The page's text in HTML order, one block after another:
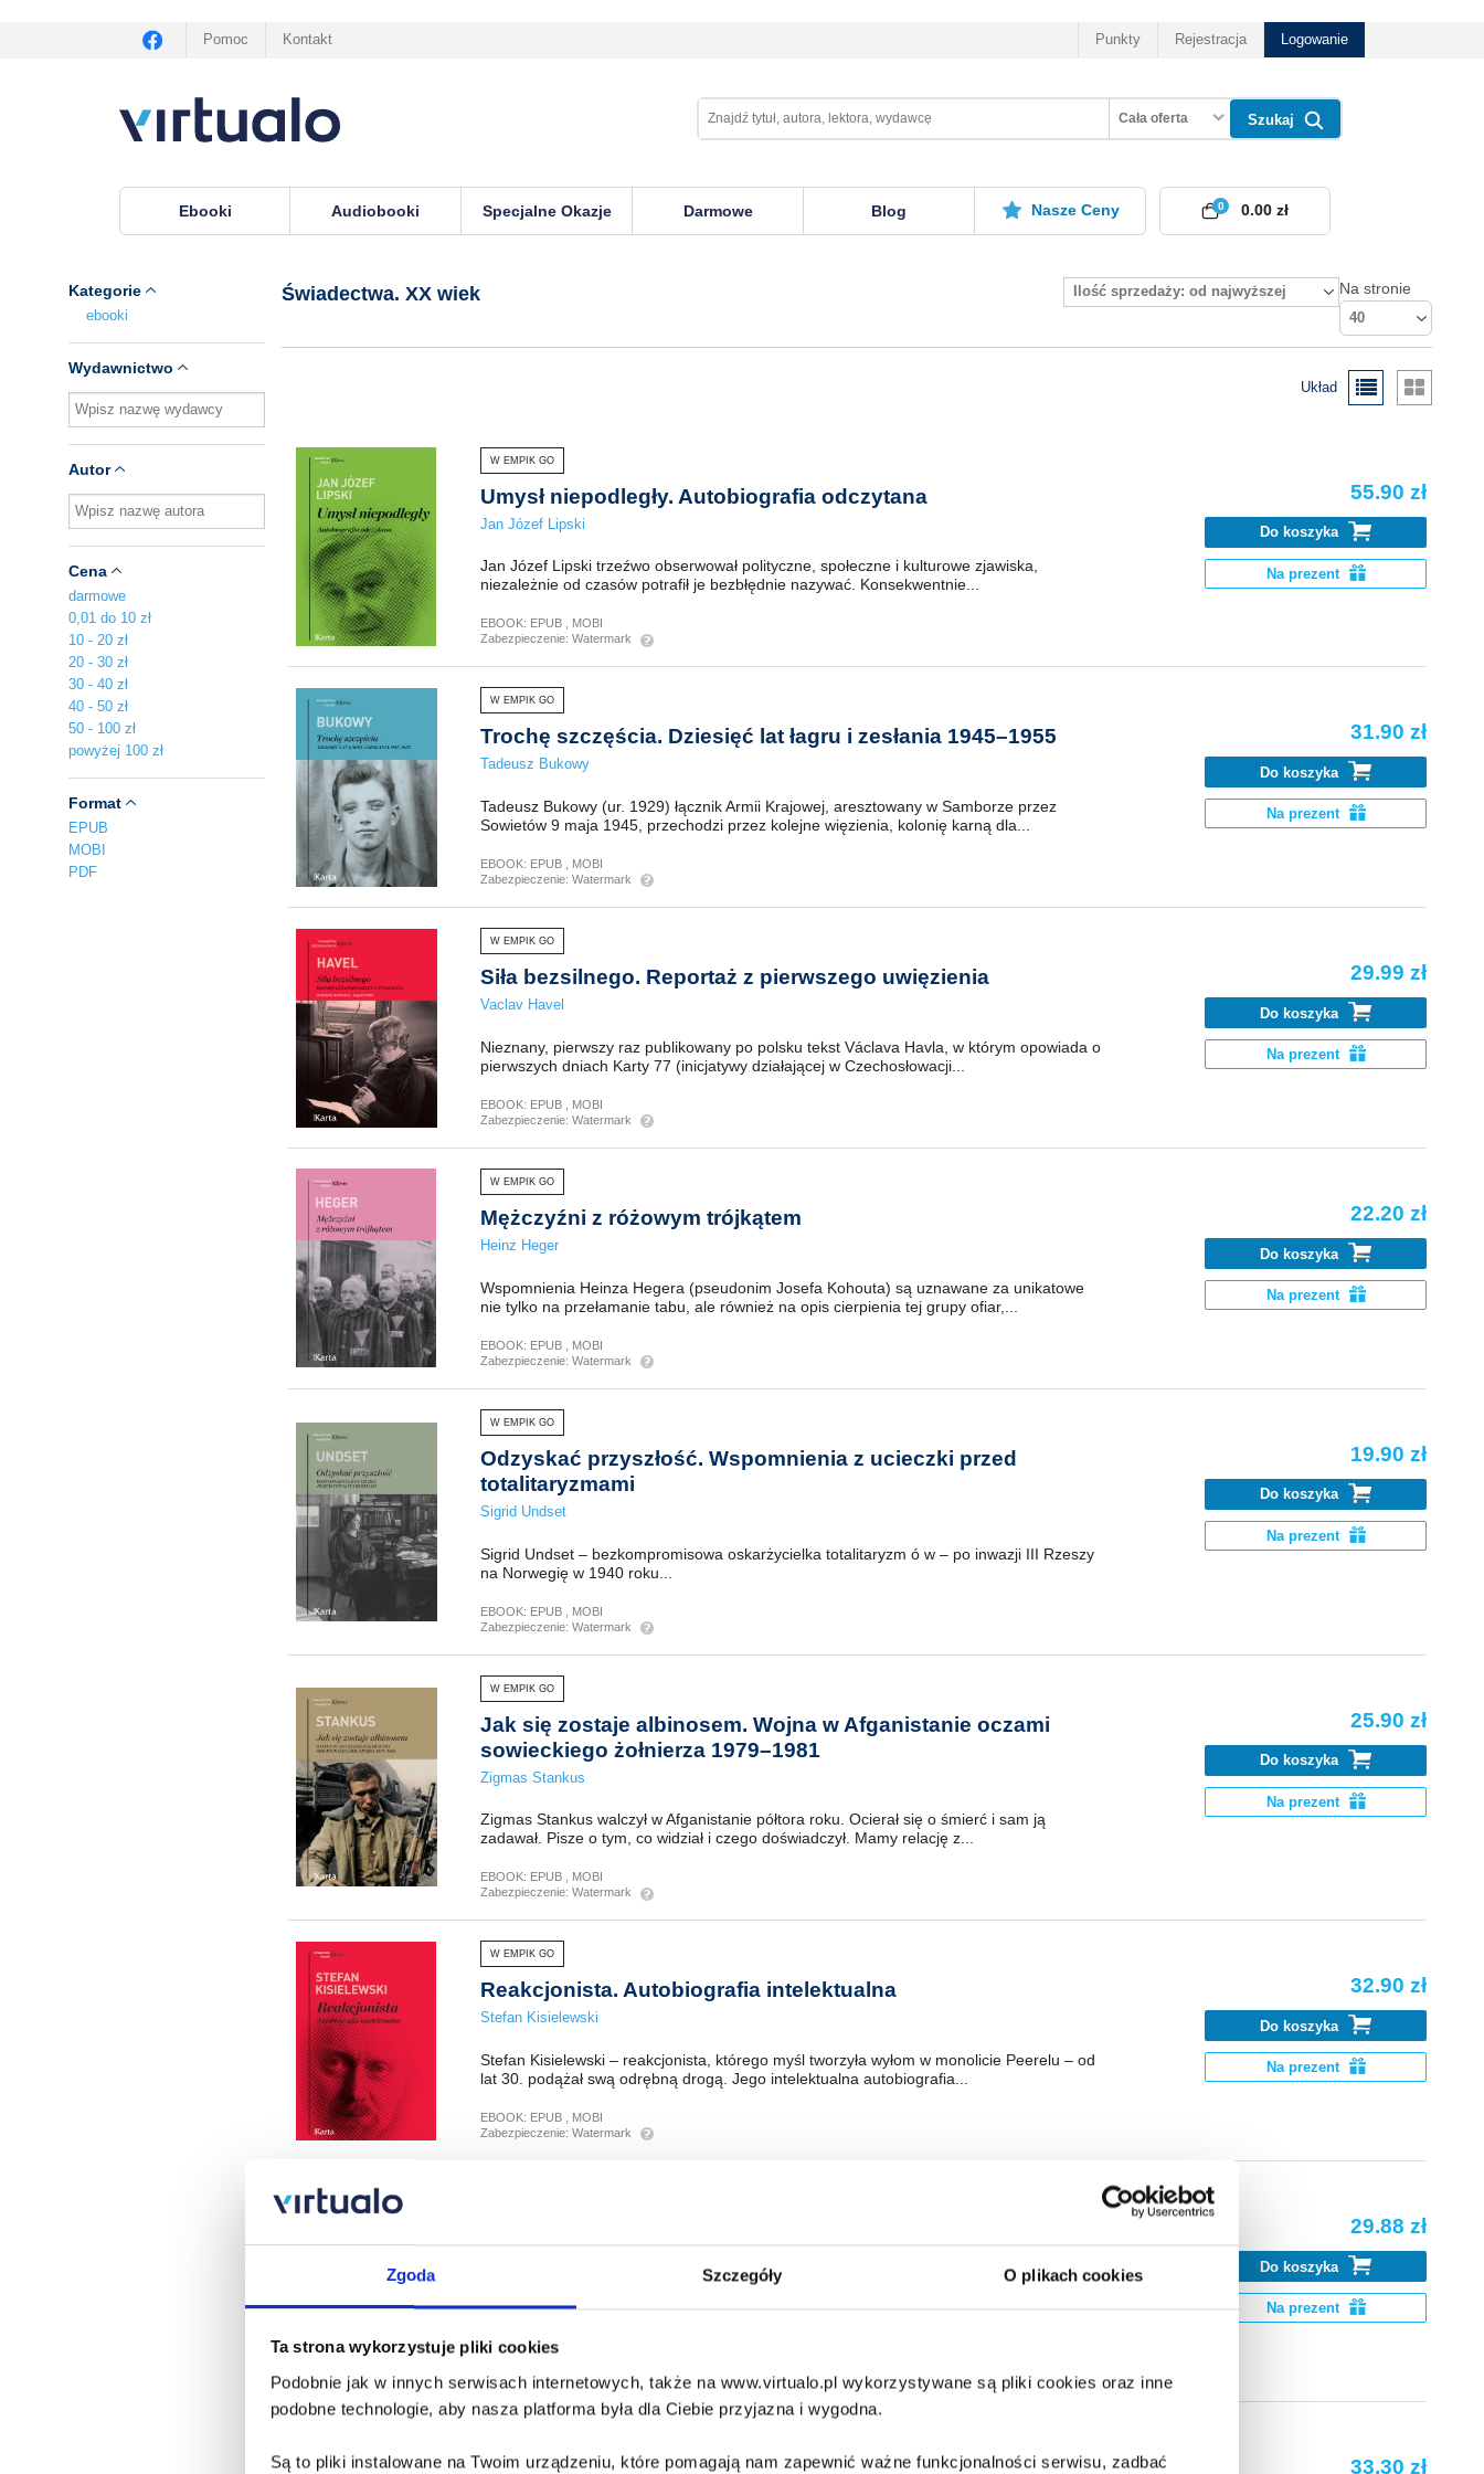
Zgoda Szczegóły O plikach cookies
Ta strona wykorzystuje pliki cookies
Podobnie jak w innych serwisach internetowych, także na www.virtualo.pl wykorzystywane są pliki cookies oraz inne
podobne technologie, aby nasza platforma była dla Ciebie przyjazna i wygodna.
Są to pliki instalowane na Twoim urządzeniu, które pomagają nam zapewnić ważne funkcjonalności serwisu, zadbać
Pomoc Kontakt Punkty Rejestracja Logowanie
Cała oferta Szukaj
Ebooki Audiobooki Specjalne Okazje Darmowe Blog Nasze Ceny 0
0.00 zł
Kategorie
ebooki
Wydawnictwo
Autor
Cena
darmowe
0,01 do 10 zł
10 - 20 zł
20 - 30 zł
30 - 40 zł
40 - 50 zł
50 - 100 zł
powyżej 100 zł
Format
EPUB
MOBI
PDF
Świadectwa. XX wiek Ilość sprzedaży: od najwyższej Na stronie
40
Układ
W EMPIK GO
Umysł niepodległy. Autobiografia odczytana
Jan Józef Lipski
Jan Józef Lipski trzeźwo obserwował polityczne, społeczne i kulturowe zjawiska,
niezależnie od czasów potrafił je bezbłędnie nazywać. Konsekwentnie...
EBOOK: EPUB , MOBI
Zabezpieczenie: Watermark
55.90 zł
Do koszyka
Na prezent
W EMPIK GO
Trochę szczęścia. Dziesięć lat łagru i zesłania 1945–1955
Tadeusz Bukowy
Tadeusz Bukowy (ur. 1929) łącznik Armii Krajowej, aresztowany w Samborze przez
Sowietów 9 maja 1945, przechodzi przez kolejne więzienia, kolonię karną dla...
EBOOK: EPUB
MOBI
Zabezpieczenie: Watermark
31.90 zł
Do koszyka
Na prezent
W EMPIK GO
Siła bezsilnego. Reportaż z pierwszego uwięzienia
Vaclav Havel
Nieznany, pierwszy raz publikowany po polsku tekst Václava Havla, w którym opowiada o
pierwszych dniach Karty 77 (inicjatywy działającej w Czechosłowa­cji...
EBOOK: EPUB
MOBI
Zabezpieczenie: Watermark
29.99 zł
Do koszyka
Na prezent
W EMPIK GO
Mężczyźni z różowym trójkątem
Heinz Heger
Wspomnienia Heinza Hegera (pseudonim Josefa Kohouta) są uznawane za unikatowe
nie tylko na przełamanie tabu, ale również na opis cierpienia tej grupy ofiar,...
EBOOK: EPUB
MOBI
Zabezpieczenie: Watermark
22.20 zł
Do koszyka
Na prezent
W EMPIK GO
Odzyskać przyszłość. Wspomnienia z ucieczki przed
totalitaryzmami
Sigrid Undset
Sigrid Undset – bezkompromisowa oskarżycielka totalitaryzm ó w – po inwazji III Rzeszy
na Norwegię w 1940 roku...
EBOOK: EPUB
MOBI
Zabezpieczenie: Watermark
19.90 zł
Do koszyka
Na prezent
W EMPIK GO
Jak się zostaje albinosem. Wojna w Afganistanie oczami
sowieckiego żołnierza 1979–1981
Zigmas Stankus
Zigmas Stankus walczył w Afganistanie półtora roku. Ocierał się o śmierć i sam ją
zadawał. Pisze o tym, co widział i czego doświadczył. Mamy relację z...
EBOOK: EPUB
MOBI
Zabezpieczenie: Watermark
25.90 zł
Do koszyka
Na prezent
W EMPIK GO
Reakcjonista. Autobiografia intelektualna
Stefan Kisielewski
Stefan Kisielewski – reakcjonista, którego myśl tworzyła wyłom w monolicie Peerelu – od
lat 30. podążał swą odrębną drogą. Jego intelektualna autobiografia...
EBOOK: EPUB
MOBI
Zabezpieczenie: Watermark
32.90 zł
Do koszyka
Na prezent
EBOOK:EPUB
Zabezpieczenie:
Watermark
29.88 zł
Do koszyka
Na prezent
33.30 zł